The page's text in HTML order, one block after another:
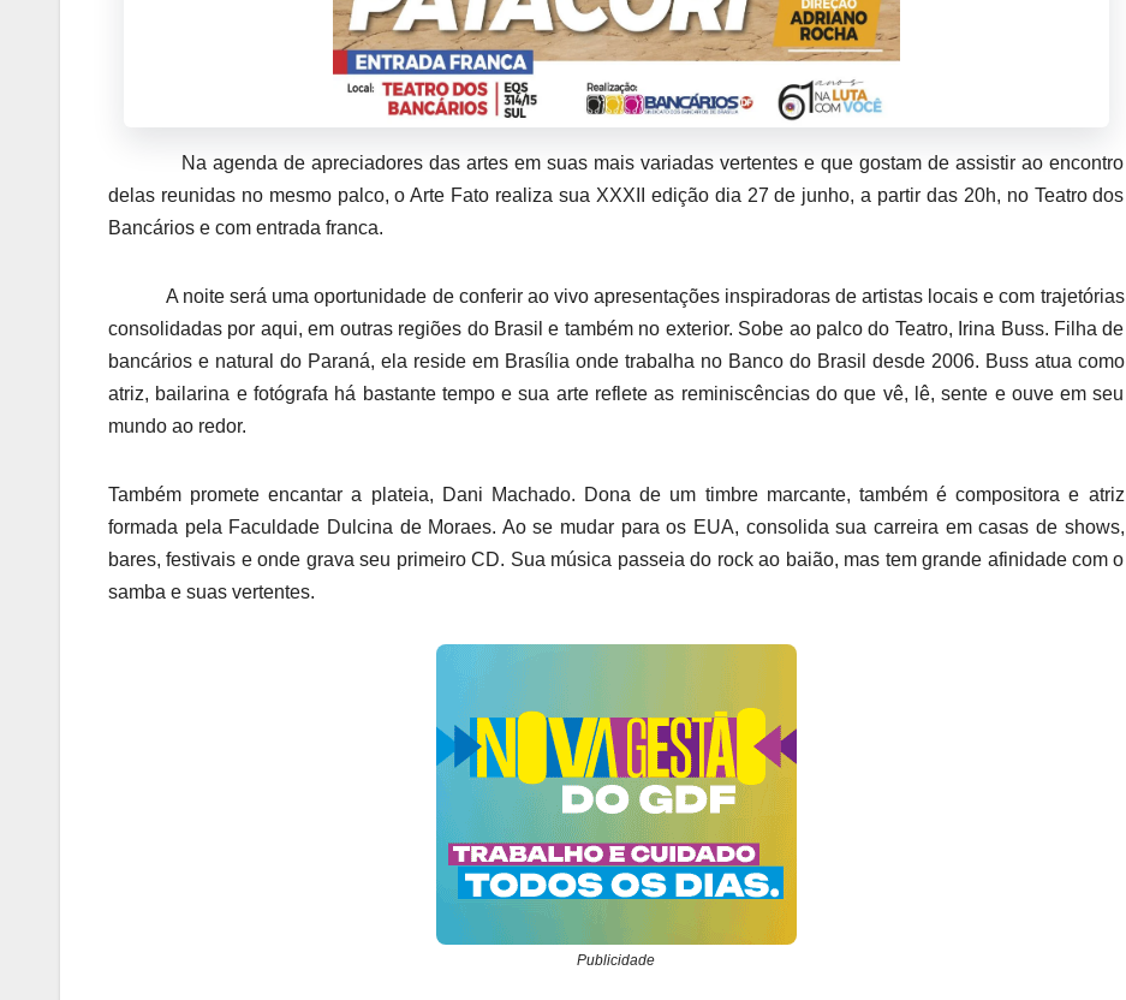
Na agenda de apreciadores das artes em suas mais variadas vertentes e que gostam de assistir ao encontro
delas reunidas no mesmo palco, o Arte Fato realiza sua XXXII edição dia 27 de junho, a partir das 20h, no Teatro dos
Bancários e com entrada franca.
A noite será uma oportunidade de conferir ao vivo apresentações inspiradoras de artistas locais e com trajetórias
consolidadas por aqui, em outras regiões do Brasil e também no exterior. Sobe ao palco do Teatro, Irina Buss. Filha de
bancários e natural do Paraná, ela reside em Brasília onde trabalha no Banco do Brasil desde 2006. Buss atua como
atriz, bailarina e fotógrafa há bastante tempo e sua arte reflete as reminiscências do que vê, lê, sente e ouve em seu
mundo ao redor.
Também promete encantar a plateia, Dani Machado. Dona de um timbre marcante, também é compositora e atriz
formada pela Faculdade Dulcina de Moraes. Ao se mudar para os EUA, consolida sua carreira em casas de shows,
bares, festivais e onde grava seu primeiro CD. Sua música passeia do rock ao baião, mas tem grande afinidade com o
samba e suas vertentes.
Publicidade